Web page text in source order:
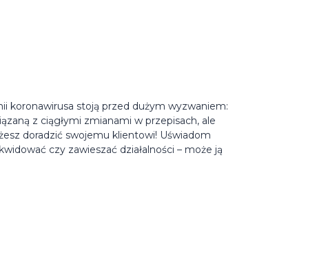
koronawirusa stoją przed dużym wyzwaniem:
z ciągłymi zmianami w przepisach, ale
doradzić swojemu klientowi! Uświadom
czy zawieszać działalności – może ją